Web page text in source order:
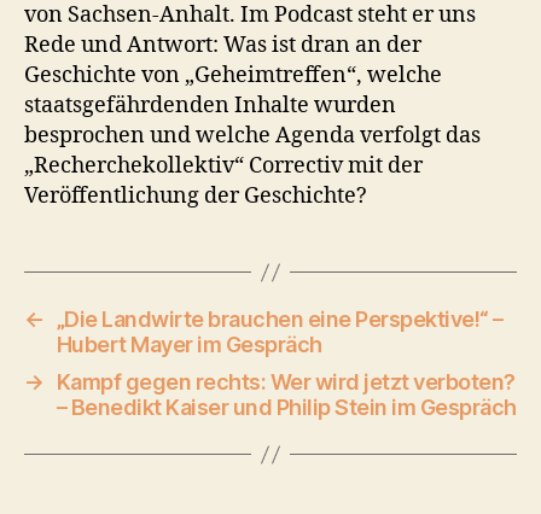
von Sachsen-Anhalt. Im Podcast steht er uns
Rede und Antwort: Was ist dran an der
Geschichte von „Geheimtreffen“, welche
staatsgefährdenden Inhalte wurden
besprochen und welche Agenda verfolgt das
„Recherchekollektiv“ Correctiv mit der
Veröffentlichung der Geschichte?
←
„Die Landwirte brauchen eine Perspektive!“ –
Hubert Mayer im Gespräch
→
Kampf gegen rechts: Wer wird jetzt verboten?
– Benedikt Kaiser und Philip Stein im Gespräch